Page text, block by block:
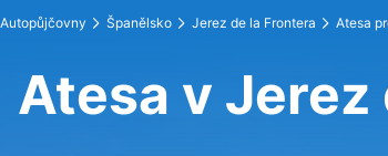
Autopůjčovny Španělsko Jerez de la Frontera Atesa
Atesa v Jerez